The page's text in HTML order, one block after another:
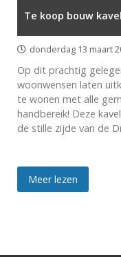
Te koop bouw
donderdag 13 maart
Op dit prachtig
woonwensen laten
te wonen met alle
handbereik! Deze
de stille zijde van de
Meer lezen